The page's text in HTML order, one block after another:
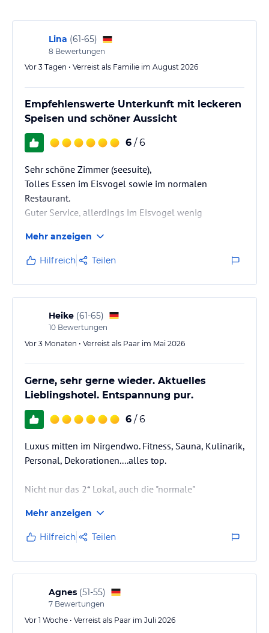
Beautyfarm können Sie sich mit Wellness- und
Beautyanwendungen verwöhnen lassen.
Sonstige Einrichtungen und Services
umsorgen.
Hoteliers-/Veranstalter-/Kataloginformationen. Alle Angaben
ohne Gewähr und ohne Prüfung durch HolidayCheck. Bitte
lies vor der Buchung die verbindlichen
Lina (61-65)
8 Bewertungen
Vor 3 Tagen • Verreist als Familie im August 2026
Empfehlenswerte Unterkunft mit leckeren
Speisen und schöner Aussicht
6 / 6
Sehr schöne Zimmer (seesuite),
Tolles Essen im Eisvogel sowie im normalen
Restaurant.
Guter Service, allerdings im Eisvogel wenig
Mehr anzeigen
Hilfreich Teilen
Heike (61-65)
10 Bewertungen
Vor 3 Monaten • Verreist als Paar im Mai 2026
Gerne, sehr gerne wieder. Aktuelles
Lieblingshotel. Entspannung pur.
6 / 6
Luxus mitten im Nirgendwo. Fitness, Sauna, Kulinarik,
Personal, Dekorationen....alles top.
Nicht nur das 2* Lokal, auch die "normale"
Mehr anzeigen
Hilfreich Teilen
Agnes (51-55)
7 Bewertungen
Vor 1 Woche • Verreist als Paar im Juli 2026